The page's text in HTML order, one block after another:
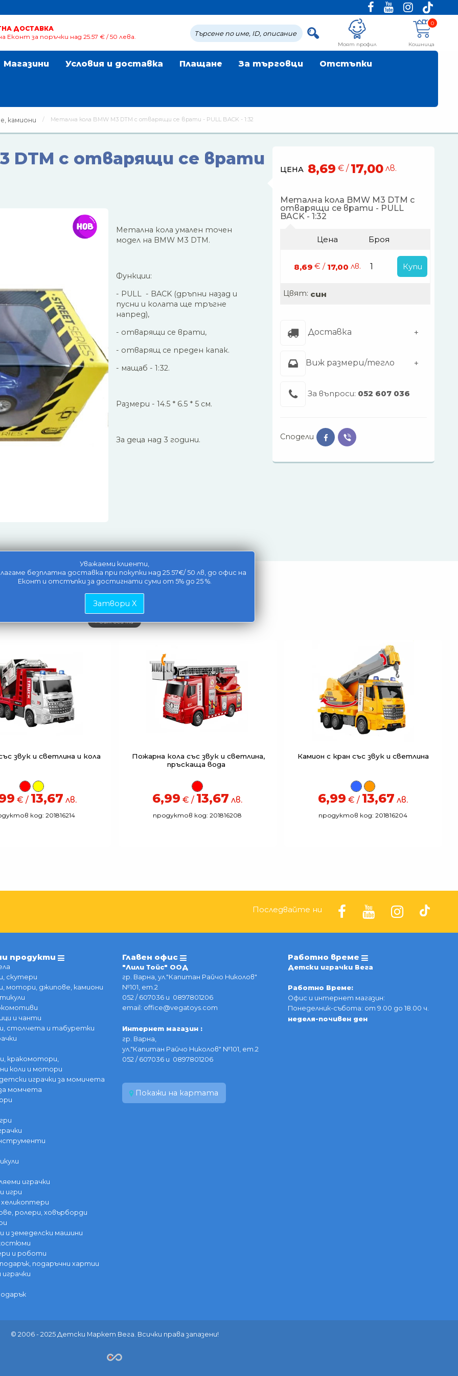
Уважаеми клиенти,
безплатна доставка при покупки над 25.57€/ 50 лв, до офис на
Еконт и отстъпки за достигнати суми от 5% до 25 %.
Затвори X
ДОСТАВКА
Еконт за поръчки над 25.57 € / 50 лева.
Моят профил
0
Кошница
Магазини Условия и доставка Плащане За търговци Отстъпки
камиони Метална кола BMW M3 DTM с отварящи се врати - PULL BACK - 1:32
DTM с отварящи се врати
Метална кола умален точен
модел на BMW M3 DTM.
Функции:
- PULL - BACK (дръпни назад и
пусни и колата ще тръгне
напред),
- отварящи се врати,
- отварящ се преден капак.
- мащаб - 1:32.
Размери - 14.5 * 6.5 * 5 см.
За деца над 3 години.
ЦЕНА 8,69 € / 17,00 лв.
Метална кола BMW M3 DTM с
отварящи се врати - PULL
BACK - 1:32
Цена Броя
8,69€ / 17,00 лв. Купи
Цвят: син
Доставка
Виж размери/тегло
За въпроси: 052 607 036
Сподели
Свързани продукти
виж всички
звук и светлина и кола
€ / 13,67 лв.
код: 201816214
Пожарна кола със звук и светлина,
пръскаща вода
6,99 € / 13,67 лв.
продуктов код: 201816208
Камион с кран със звук и светлина
6,99 € / 13,67 лв.
продуктов код: 201816204
Последвайте ни
продукти
скутери
мотори, джипове, камиони
и чанти
столчета и табуретки
кракомотори,
коли и мотори
играчки за момичета
момчета
играчки
игри
ролери, ховърборди
и земеделски машини
и роботи
подаръчни хартии
играчки
Главен офис
"Лили Тойс" ООД
гр. Варна, ул."Капитан Райчо Николов"
№101, ет.2
052 / 607036 и 0897801206
email: office@vegatoys.com
Интернет магазин :
гр. Варна,
ул."Капитан Райчо Николов" №101, ет.2
052 / 607036 и 0897801206
Покажи на картата
Работно време
Детски играчки Вега
Работно Време:
Офис и интернет магазин:
Понеделник-събота: от 9.00 до 18.00 ч.
неделя-почивен ден
© 2006 - 2025 Детски Маркет Вега. Всички права запазени!